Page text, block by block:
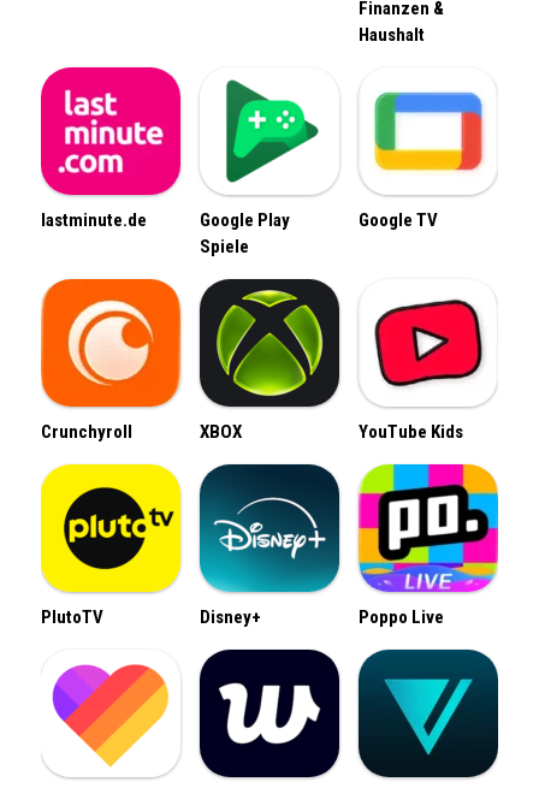
Finanzen &
Haushalt
lastminute.de
Google Play
Spiele
Google TV
Crunchyroll XBOX YouTube Kids
PlutoTV Disney+ Poppo Live